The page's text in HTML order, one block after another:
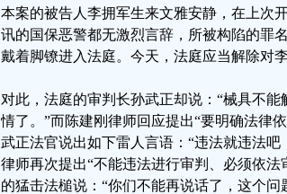
本案的被告人李拥军生来文雅安静，在上次
讯的国保恶警都无激烈言辞，所被构陷的罪
戴着脚镣进入法庭。今天，法庭应当解除对
对此，法庭的审判长孙武正却说：“械具不
情了。”而陈建刚律师回应提出“要明确法律
武正法官说出如下雷人言语：“违法就违法
律师再次提出“不能违法进行审判、必须依
的猛击法槌说：“你们不能再说话了，这个问